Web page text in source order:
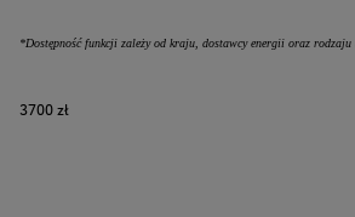
*Dostępność funkcji zależy od kraju, dostawcy energii oraz rodzaju
3700 zł